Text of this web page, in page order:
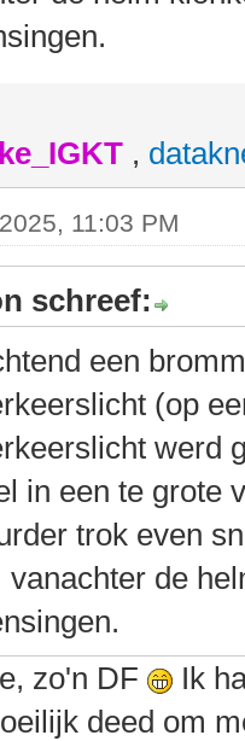
,
11:03 PM
schreef:
een
(op
werd
in een te grote
trok even
vanachter de
zo'n DF
Ik
deed om